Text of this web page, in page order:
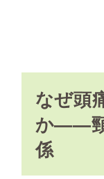
なぜ頭
か——
係